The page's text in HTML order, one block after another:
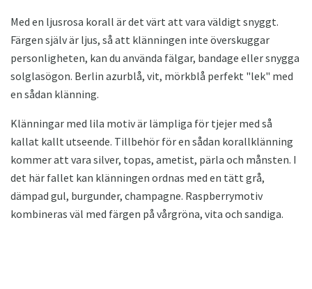
Med en ljusrosa korall är det värt att vara väldigt snyggt.
Färgen själv är ljus, så att klänningen inte överskuggar
personligheten, kan du använda fälgar, bandage eller snygga
solglasögon. Berlin azurblå, vit, mörkblå perfekt "lek" med
en sådan klänning.
Klänningar med lila motiv är lämpliga för tjejer med så
kallat kallt utseende. Tillbehör för en sådan korallklänning
kommer att vara silver, topas, ametist, pärla och månsten. I
det här fallet kan klänningen ordnas med en tätt grå,
dämpad gul, burgunder, champagne. Raspberrymotiv
kombineras väl med färgen på vårgröna, vita och sandiga.